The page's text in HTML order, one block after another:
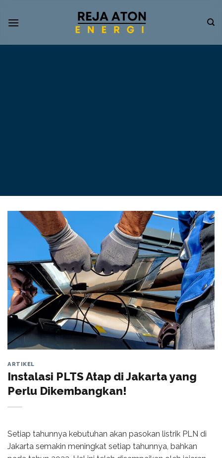
Informasi
ARTIKEL
Instalasi PLTS Atap di Jakarta yang
Perlu Dikembangkan!
Setiap tahunnya kebutuhan akan pasokan listrik PLN di
Jakarta semakin meningkat setiap tahunnya, bahkan